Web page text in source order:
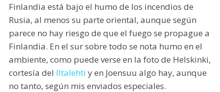
Finlandia está bajo el humo de los incendios de
Rusia, al menos su parte oriental, aunque según
parece no hay riesgo de que el fuego se propague a
Finlandia. En el sur sobre todo se nota humo en el
ambiente, como puede verse en la foto de Helskinki,
cortesía del Iltalehti y en Joensuu algo hay, aunque
no tanto, según mis enviados especiales.